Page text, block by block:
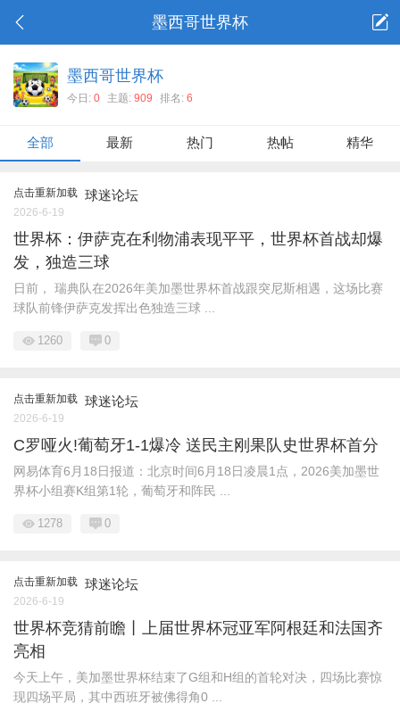
墨西哥世界杯
墨西哥世界杯
今日: 0 主题: 909 排名: 6
全部 最新 热门 热帖 精华
点击重新加载 球迷论坛
2026-6-19
世界杯：伊萨克在利物浦表现平平，世界杯首战却爆
发，独造三球
日前， 瑞典队在2026年美加墨世界杯首战跟突尼斯相遇，这场比赛
球队前锋伊萨克发挥出色独造三球 ...
1260 0
点击重新加载 球迷论坛
2026-6-19
C罗哑火!葡萄牙1-1爆冷 送民主刚果队史世界杯首分
网易体育6月18日报道：北京时间6月18日凌晨1点，2026美加墨世
界杯小组赛K组第1轮，葡萄牙和阵民 ...
1278 0
点击重新加载 球迷论坛
2026-6-19
世界杯竞猜前瞻丨上届世界杯冠亚军阿根廷和法国齐
亮相
今天上午，美加墨世界杯结束了G组和H组的首轮对决，四场比赛惊
现四场平局，其中西班牙被佛得角0 ...